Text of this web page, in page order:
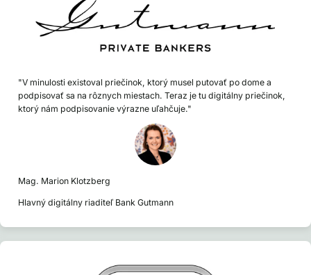
"V minulosti existoval priečinok, ktorý musel putovať po dome a
podpisovať sa na rôznych miestach. Teraz je tu digitálny priečinok,
ktorý nám podpisovanie výrazne uľahčuje."
Mag. Marion Klotzberg
Hlavný digitálny riaditeľ Bank Gutmann